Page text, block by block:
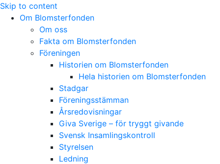
Skip to content
Om Blomsterfonden
Om oss
Fakta om Blomsterfonden
Föreningen
Historien om Blomsterfonden
Hela historien om Blomsterfonden
Stadgar
Föreningsstämman
Årsredovisningar
Giva Sverige – för tryggt givande
Svensk Insamlingskontroll
Styrelsen
Ledning